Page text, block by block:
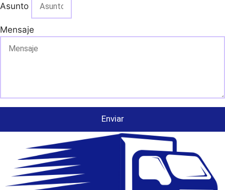
Asunto
Mensaje
Enviar